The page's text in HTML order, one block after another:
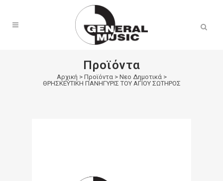
Προϊόντα
Αρχική > Προϊόντα> Νεο Δημοτικά>
ΘΡΗΣΚΕΥΤΙΚΗ ΠΑΝΗΓΥΡΙΣ ΤΟΥ ΑΓΙΟΥ ΣΩΤΗΡΟΣ